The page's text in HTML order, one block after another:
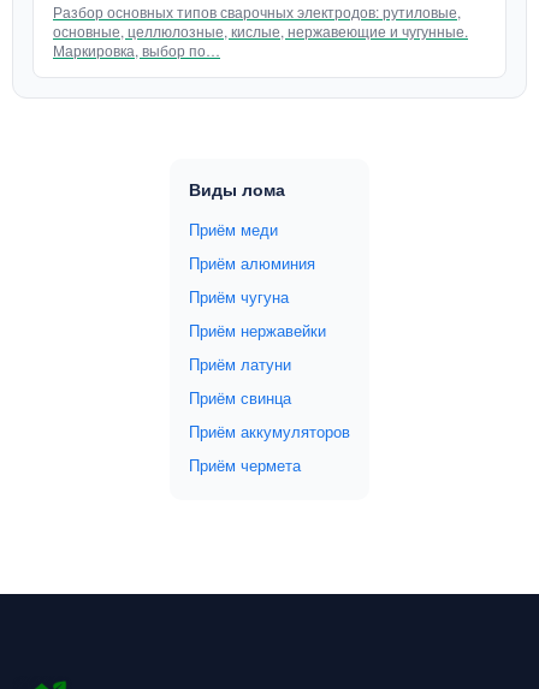
Разбор основных типов сварочных электродов: рутиловые,
основные, целлюлозные, кислые, нержавеющие и чугунные.
Маркировка, выбор по…
Виды лома
Приём меди
Приём алюминия
Приём чугуна
Приём нержавейки
Приём латуни
Приём свинца
Приём аккумуляторов
Приём чермета